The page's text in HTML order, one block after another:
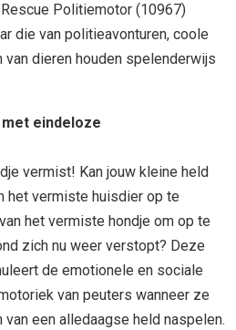
Politiemotor (10967)
die van politieavonturen, coole
dieren houden spelenderwijs
eindeloze
vermist! Kan jouw kleine held
het vermiste huisdier op te
het vermiste hondje om op te
zich nu weer verstopt? Deze
de emotionele en sociale
van peuters wanneer ze
een alledaagse held naspelen.